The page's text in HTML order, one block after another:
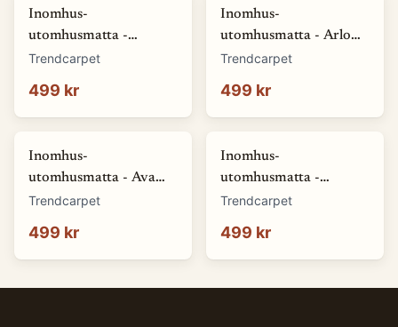
Inomhus-
utomhusmatta -
Somerville (gul)
Trendcarpet
499 kr
Inomhus-
utomhusmatta - Arlo
(svart) (Storlek: 80 x
Trendcarpet
499 kr
Inomhus-
utomhusmatta - Ava
(vit) (Storlek: 80 x 150
Trendcarpet
499 kr
Inomhus-
utomhusmatta -
Hayden (grön) (Storlek:
Trendcarpet
499 kr